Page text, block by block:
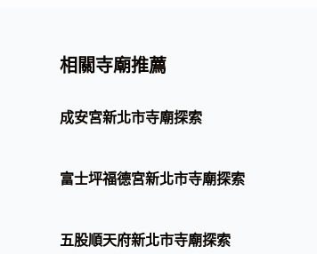
相關寺廟推薦
成安宮新北市寺廟探索
富士坪福德宮新北市寺廟探索
五股順天府新北市寺廟探索